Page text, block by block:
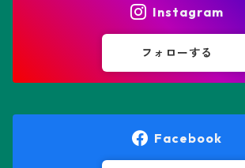
オレオケレウス属
フェネストラリア属
プセウドリトス属
Instagram
フォローする
Facebook